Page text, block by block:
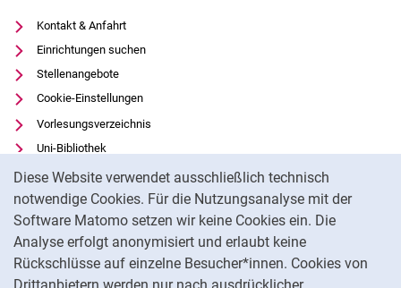
Diese Website verwendet ausschließlich technisch
notwendige Cookies. Für die Nutzungsanalyse mit der
Software Matomo setzen wir keine Cookies ein. Die
Analyse erfolgt anonymisiert und erlaubt keine
Rückschlüsse auf einzelne Besucher*innen. Cookies von
Kontakt & Anfahrt
Einrichtungen suchen
Stellenangebote
Cookie-Einstellungen
Vorlesungsverzeichnis
Uni-Bibliothek
Moodle
Panopto
Datenschutz
Barrierefreiheit
Transparenter KI-Einsatz